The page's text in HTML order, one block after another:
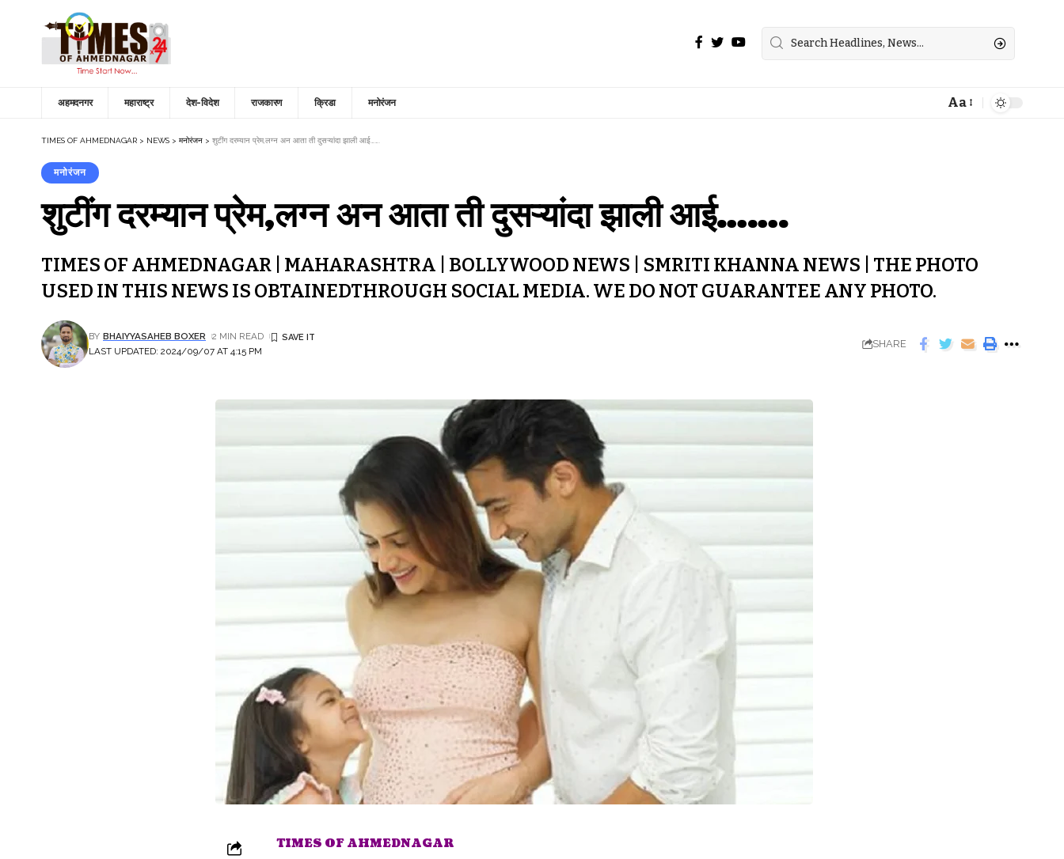
अहमदनगर महाराष्ट्र देश-विदेश राजकारण क्रिडा मनोरंजन Aa
TIMES OF AHMEDNAGAR > NEWS > मनोरंजन > शुटींग दरम्यान प्रेम,लग्न अन आता ती दुसऱ्यांदा झाली आई…….
मनोरंजन
शुटींग दरम्यान प्रेम,लग्न अन आता ती दुसऱ्यांदा झाली आई…….
TIMES OF AHMEDNAGAR | MAHARASHTRA | BOLLYWOOD NEWS | SMRITI KHANNA NEWS | THE PHOTO
USED IN THIS NEWS IS OBTAINEDTHROUGH SOCIAL MEDIA. WE DO NOT GUARANTEE ANY PHOTO.
LAST UPDATED: 2024/09/07 AT 4:15 PM
BY BHAIYYASAHEB BOXER 2 MIN READ
SHARE
TIMES OF AHMEDNAGAR